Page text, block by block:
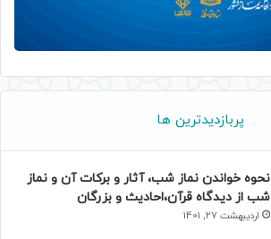
پربازدیدترین ها
نحوه خواندن نماز شب، آثار و برکات آن و نماز
شب از دیدگاه قرآن،احادیث و بزرگان
اردیبهشت 27, 1401